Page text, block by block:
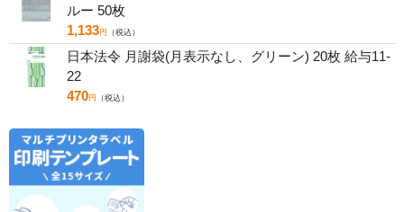
ルー 50枚
1,133円 （税込）
日本法令 月謝袋(月表示なし、グリーン) 20枚 給与11-
22
470円 （税込）